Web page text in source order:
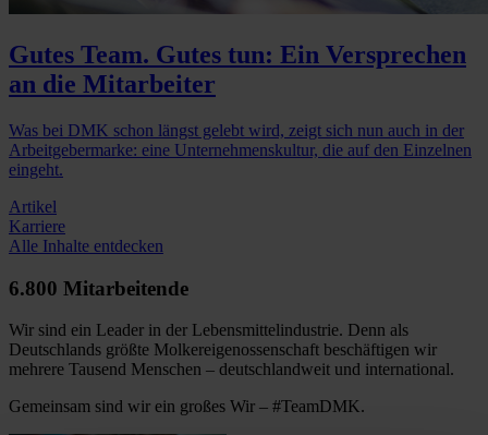
Gutes Team. Gutes tun: Ein Versprechen
an die Mitarbeiter
Was bei DMK schon längst gelebt wird, zeigt sich nun auch in der
Arbeitgebermarke: eine Unternehmenskultur, die auf den Einzelnen
eingeht.
Artikel
Karriere
Alle Inhalte entdecken
6.800 Mitarbeitende
Wir sind ein Leader in der Lebensmittelindustrie. Denn als
Deutschlands größte Molkereigenossenschaft beschäftigen wir
mehrere Tausend Menschen – deutschlandweit und international.
Gemeinsam sind wir ein großes Wir – #TeamDMK.